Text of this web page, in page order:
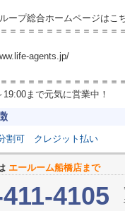
ープ総合ホームページはこ
＝＝＝＝＝＝＝＝＝＝＝＝＝
agents.jp/
＝＝＝＝＝＝＝＝＝＝＝＝＝
まで元気に営業中！
割可 クレジット払い
エールーム船橋店まで
4105